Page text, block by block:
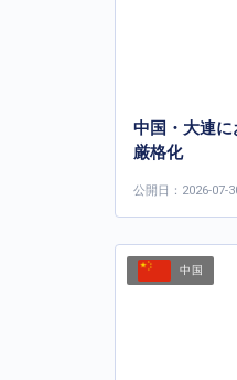
中国・大連
厳格化
公開日：2026-07-
中国